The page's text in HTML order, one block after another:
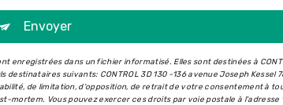
Envoyer
dans un fichier informatisé. Elles sont destinées à
suivants: CONTROL 3D 130 -136 avenue Joseph Kessel
de limitation, d’opposition, de retrait de votre consentement à
Vous pouvez exercer ces droits par voie postale à l'adresse